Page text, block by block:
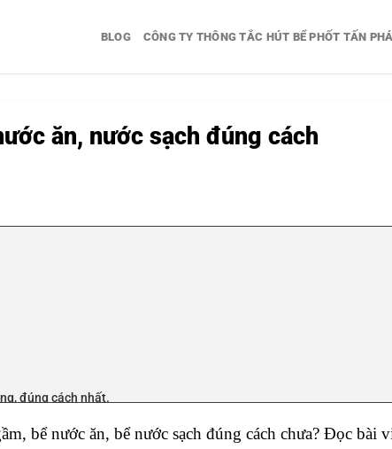
BLOG CÔNG TY THÔNG TẮC HÚT BỂ PHỐT TẤN
ăn, nước sạch đúng cách
đúng cách nhất.
bể nước ăn, bể nước sạch đúng cách chưa? Đọc bài